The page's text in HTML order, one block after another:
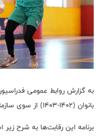
به گزارش روابط عمومی
بانوان (۱۴۰۲-۱۴۰۳) از سوی سازمان لیگ اعلام شد.
برنامه این رقابت‌ها به شرح